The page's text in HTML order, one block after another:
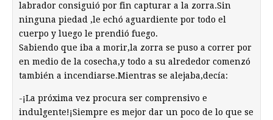
labrador consiguió por fin capturar a la zorra.Sin
ninguna piedad ,le echó aguardiente por todo el
cuerpo y luego le prendió fuego.
Sabiendo que iba a morir,la zorra se puso a correr por
en medio de la cosecha,y todo a su alrededor comenzó
también a incendiarse.Mientras se alejaba,decía:
-¡La próxima vez procura ser comprensivo e
indulgente!¡Siempre es mejor dar un poco de lo que se